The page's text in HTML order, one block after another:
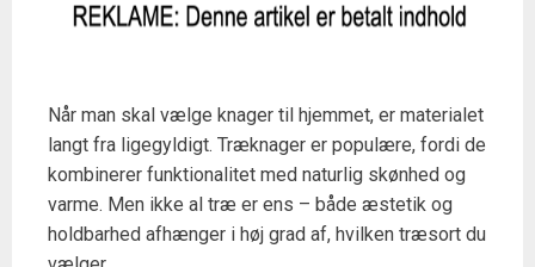
Når man skal vælge knager til hjemmet, er materialet
langt fra ligegyldigt. Træknager er populære, fordi de
kombinerer funktionalitet med naturlig skønhed og
varme. Men ikke al træ er ens – både æstetik og
holdbarhed afhænger i høj grad af, hvilken træsort du